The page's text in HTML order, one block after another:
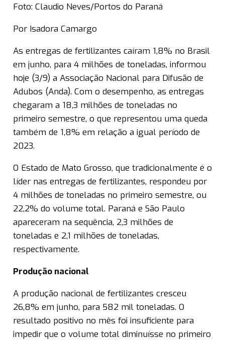
Foto: Claudio Neves/Portos do Paraná
Por Isadora Camargo
As entregas de fertilizantes caíram 1,8% no Brasil
em junho, para 4 milhões de toneladas, informou
hoje (3/9) a Associação Nacional para Difusão de
Adubos (Anda). Com o desempenho, as entregas
chegaram a 18,3 milhões de toneladas no
primeiro semestre, o que representou uma queda
também de 1,8% em relação a igual período de
2023.
O Estado de Mato Grosso, que tradicionalmente é o
líder nas entregas de fertilizantes, respondeu por
4 milhões de toneladas no primeiro semestre, ou
22,2% do volume total. Paraná e São Paulo
apareceram na sequência, 2,3 milhões de
toneladas e 2,1 milhões de toneladas,
respectivamente.
Produção nacional
A produção nacional de fertilizantes cresceu
26,8% em junho, para 582 mil toneladas. O
resultado positivo no mês foi insuficiente para
impedir que o volume total diminuísse no primeiro